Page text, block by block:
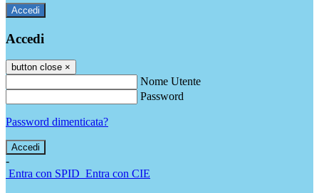
Accedi
Accedi
button close ×
Nome Utente
Password
Password dimenticata?
-
Entra con SPID Entra con CIE